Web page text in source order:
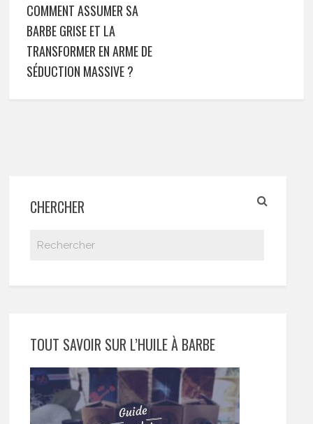
COMMENT ASSUMER SA
BARBE GRISE ET LA
TRANSFORMER EN ARME DE
SÉDUCTION MASSIVE ?
CHERCHER
TOUT SAVOIR SUR L’HUILE À BARBE